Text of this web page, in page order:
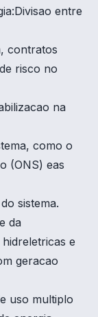
entre
contratos
risco no
na
como o
(ONS) eas
sistema.
da
e
geracao
uso multiplo